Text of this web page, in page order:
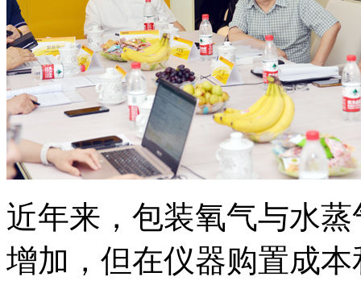
近年来，包装氧气与水
增加，但在仪器购置成